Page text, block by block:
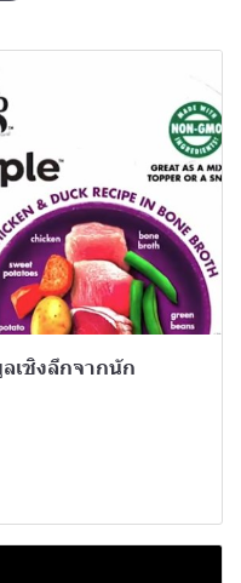
เชิงลึกจากนัก